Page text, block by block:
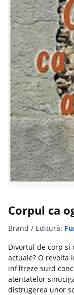
Corpul ca
Brand / Editură:
Divortul de corp si
actuale? O revolta
infiltreze surd
atentatelor
distrugerea unor